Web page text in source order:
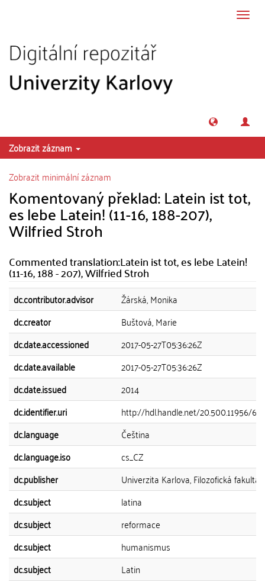
Zobrazit záznam
Zobrazit minimální záznam
Komentovaný překlad: Latein ist tot,
es lebe Latein! (11-16, 188-207),
Wilfried Stroh
Commented translation:Latein ist tot, es lebe Latein!
(11-16, 188 - 207), Wilfried Stroh
dc.contributor.advisor
Žárská, Monika
dc.creator
Buštová, Marie
dc.date.accessioned
2017-05-27T05:36:26Z
dc.date.available
2017-05-27T05:36:26Z
dc.date.issued
2014
dc.identifier.uri
http://hdl.handle.net/20.500.11956/
dc.language
Čeština
dc.language.iso
cs_CZ
dc.publisher
Univerzita Karlova, Filozofická fakulta
dc.subject
latina
dc.subject
reformace
dc.subject
humanismus
dc.subject
Latin